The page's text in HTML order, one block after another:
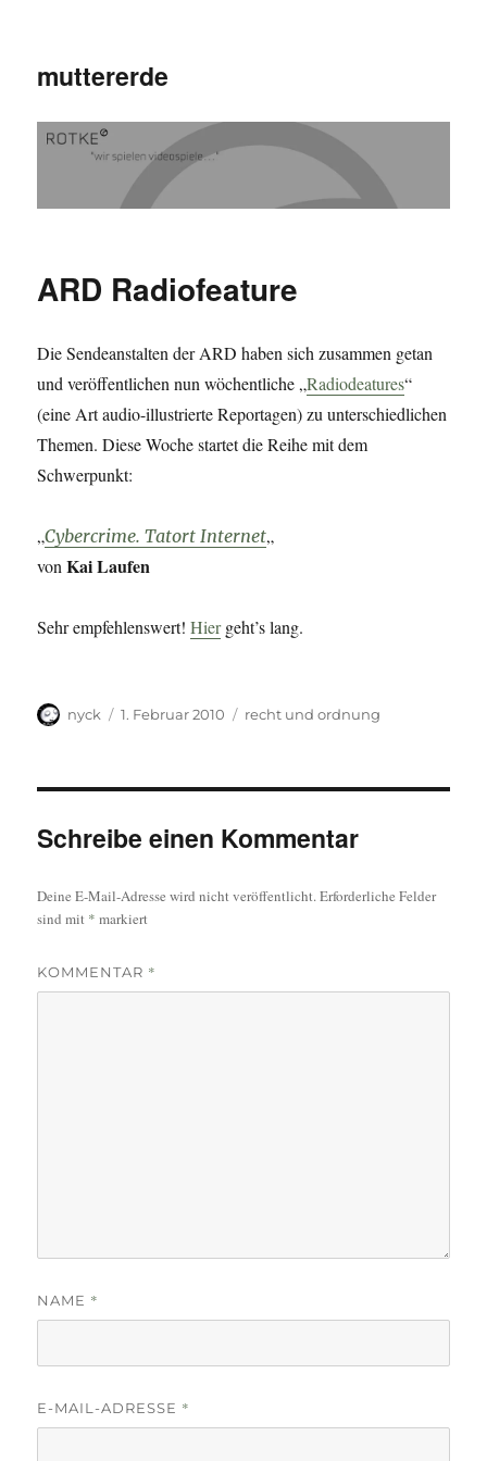
muttererde
ARD Radiofeature
Die Sendeanstalten der ARD haben sich zusammen getan
und veröffentlichen nun wöchentliche „Radiodeatures“
(eine Art audio-illustrierte Reportagen) zu unterschiedlichen
Themen. Diese Woche startet die Reihe mit dem
Schwerpunkt:
„Cybercrime. Tatort Internet„
vonKai Laufen
Sehr empfehlenswert!Hiergeht’s lang.
Autor
nyck
Veröffentlicht
1. Februar 2010 Kategorien
recht und ordnung
Schreibe einen Kommentar
Deine E-Mail-Adresse wird nicht veröffentlicht.Erforderliche Felder
sind mit * markiert
KOMMENTAR *
NAME *
E-MAIL-ADRESSE *